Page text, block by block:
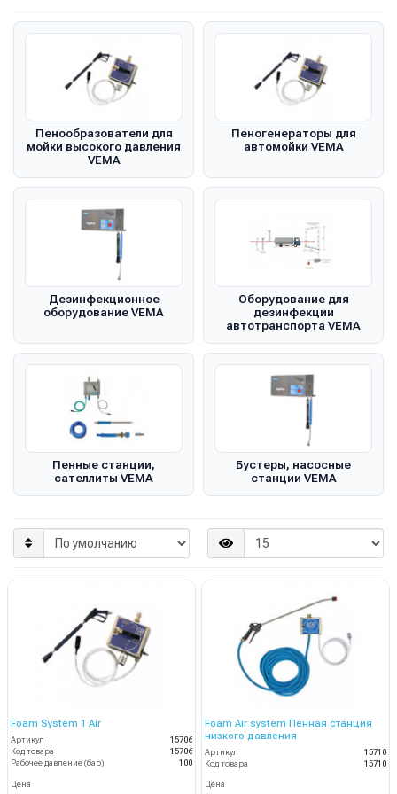
Пенообразователи для
мойки высокого давления
VEMA
Пеногенераторы для
автомойки VEMA
Дезинфекционное
оборудование VEMA
Оборудование для
дезинфекции
автотранспорта VEMA
Пенные станции,
сателлиты VEMA
Бустеры, насосные
станции VEMA
Foam System 1 Air
Артикул
15706
Код товара
15706
Рабочее давление (бар)
100
Цена
Foam Air system Пенная станция
низкого давления
Артикул
15710
Код товара
15710
Цена